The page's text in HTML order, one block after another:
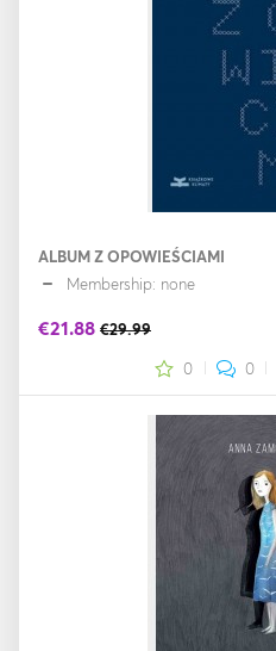
ALBUM Z OPOWIEŚCIAMI
Membership: none
€21.88 €29.99
0 0